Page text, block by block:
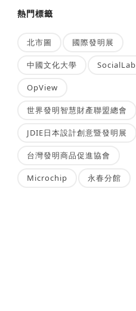
熱門標籤
北市圖 國際發明展
中國文化大學 SocialLab
OpView
世界發明智慧財產聯盟總會
JDIE日本設計創意暨發明展
台灣發明商品促進協會
Microchip 永春分館